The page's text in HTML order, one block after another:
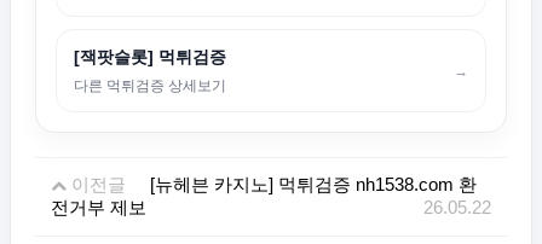
[잭팟슬롯] 먹튀검증
다른 먹튀검증 상세보기
→
이전글
[뉴헤븐 카지노] 먹튀검증 nh1538.com 환
전거부 제보
26.05.22